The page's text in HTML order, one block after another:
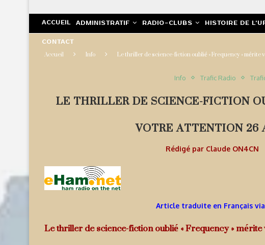
ACCUEIL ADMINISTRATIF RADIO-CLUBS HISTOIRE DE
CONTACT
Accueil Info Le thriller de science-fiction oublié « Frequency »
Info Trafic Radio
LE THRILLER DE SCIENCE-FICTION
VOTRE ATTENTION 26
Rédigé par Claude ON4CN
Article traduite en Français
Le thriller de science-fiction oublié « Frequency »